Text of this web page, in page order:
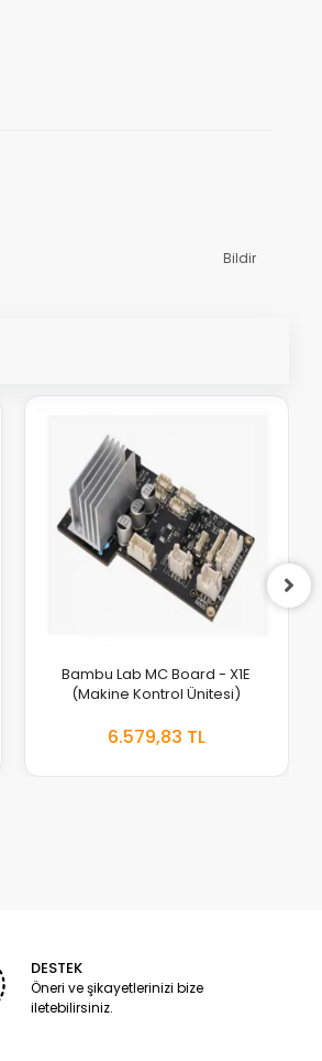
Bildir
Bambu Lab MC Board - X1E
(Makine Kontrol Ünitesi)
6.579,83 TLEKLE
DESTEK
Öneri ve şikayetlerinizi bize
iletebilirsiniz.